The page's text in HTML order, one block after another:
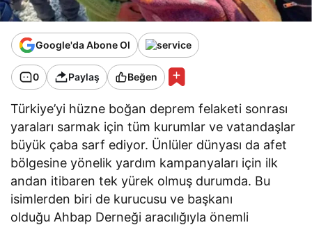
Google'da Abone Ol
0 Paylaş Beğen
Türkiye’yi hüzne boğan deprem felaketi sonrası
yaraları sarmak için tüm kurumlar ve vatandaşlar
büyük çaba sarf ediyor. Ünlüler dünyası da afet
bölgesine yönelik yardım kampanyaları için ilk
andan itibaren tek yürek olmuş durumda. Bu
isimlerden biri de kurucusu ve başkanı
olduğu Ahbap Derneği aracılığıyla önemli